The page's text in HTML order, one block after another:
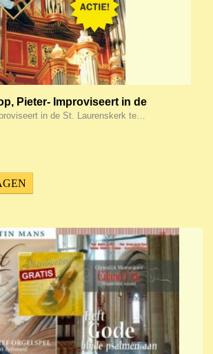
Pieter- Improviseert in de
in de St. Laurenskerk te…